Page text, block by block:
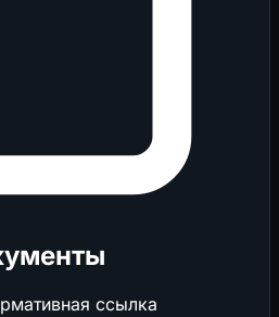
ссылка